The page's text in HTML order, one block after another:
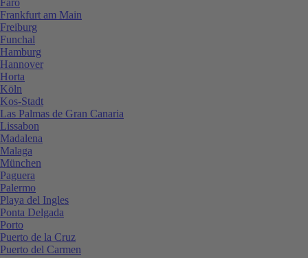
Frankfurt am Main
Freiburg
Funchal
Hamburg
Hannover
Horta
Köln
Kos-Stadt
Las Palmas de Gran Canaria
Lissabon
Madalena
Malaga
München
Paguera
Palermo
Playa del Ingles
Ponta Delgada
Porto
Puerto de la Cruz
Puerto del Carmen